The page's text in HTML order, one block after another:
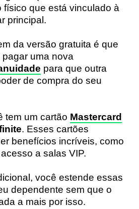
que está vinculado à
principal.
da versão gratuita é que
uma nova
para que outra
de compra do seu
tem um cartão Mastercard
. Esses cartões
benefícios incríveis, como
a salas VIP.
você estende essas
dependente sem que o
a mais por isso.